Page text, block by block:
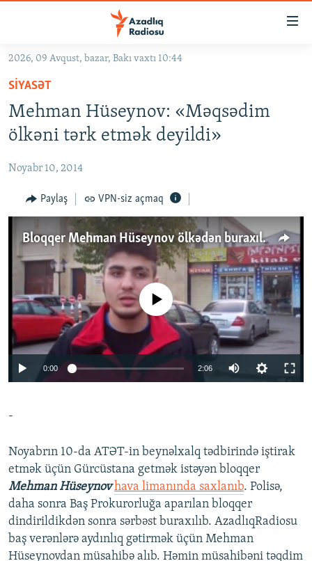
Əsas
qayıt
Əsas
naviqasiyaya
qayıt
Axtarışa
GÜNDƏM
#İZAHLA
KORRUPSIOMETR
FƏRQƏ BAX
QANUNI DOĞRU
ARAŞDIRMA
MULTIMEDIA
VIDEO
FOTOQALEREYA
İNFOQRAFIKA
KARIKATURA
RADIO ARXIV
OXU ZALI
AZƏRBAYCAN ƏDƏBIYYATI KITABXANASI
İSLAM VƏ DEMOKRATIYA
İZ - MƏDƏNIYYƏT PROQRAMI
HAQQIMIZDA
MISSIYAMIZ
PEŞƏ ETIKASI VƏ JURNALISTIKA STANDARTLARIMIZ
MATERIALLARIMIZDAN ISTIFADƏ
XƏBƏR BÜLLETENLƏRIMIZ
BIZI IZLƏ
2026, 09 Avqust, bazar, Bakı vaxtı 10:44
SIYASƏT
Mehman Hüseynov: «Məqsədim
ölkəni tərk etmək deyildi»
Noyabr 10, 2014
Paylaş VPN-siz açmaq
Bloqqer Mehman Hüseynov ölkədən buraxılmadı
No media source currently available
0:00 2:06
-
Noyabrın 10-da ATƏT-in beynəlxalq tədbirində iştirak
etmək üçün Gürcüstana getmək istəyən bloqqer
Mehman Hüseynov hava limanında saxlanıb. Polisə,
daha sonra Baş Prokurorluğa aparılan bloqqer
dindirildikdən sonra sərbəst buraxılıb. AzadlıqRadiosu
baş verənlərə aydınlıq gətirmək üçün Mehman
Hüseynovdan müsahibə alıb. Həmin müsahibəni təqdim